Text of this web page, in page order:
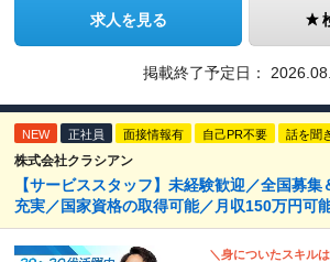
求人を見る
掲載終了予定日：
NEW 正社員 面接情報有 自己PR不要 話を聞
株式会社クラシアン
【サービススタッフ】未経験歓迎／全国募
充実／国家資格の取得可能／月収150万円可
＼身についたスキル